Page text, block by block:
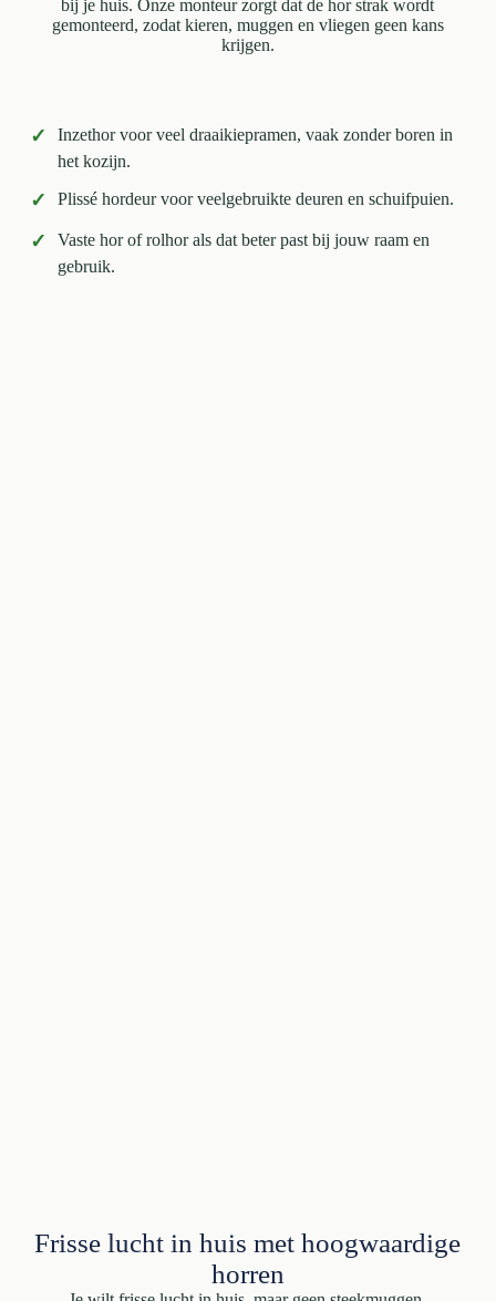
bij je huis. Onze monteur zorgt dat de hor strak wordt
gemonteerd, zodat kieren, muggen en vliegen geen kans
krijgen.
✓
Inzethor voor veel draaikiepramen, vaak zonder boren in
het kozijn.
✓ Plissé hordeur voor veelgebruikte deuren en schuifpuien.
✓
Vaste hor of rolhor als dat beter past bij jouw raam en
gebruik.
Frisse lucht in huis met hoogwaardige
horren